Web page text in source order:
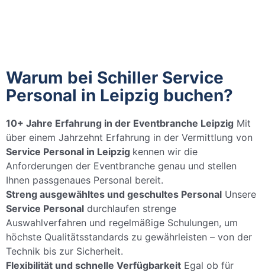
Warum bei Schiller Service
Personal in Leipzig buchen?
10+ Jahre Erfahrung in der Eventbranche Leipzig Mit
über einem Jahrzehnt Erfahrung in der Vermittlung von
Service Personal in Leipzig kennen wir die
Anforderungen der Eventbranche genau und stellen
Ihnen passgenaues Personal bereit.
Streng ausgewähltes und geschultes Personal Unsere
Service Personal durchlaufen strenge
Auswahlverfahren und regelmäßige Schulungen, um
höchste Qualitätsstandards zu gewährleisten – von der
Technik bis zur Sicherheit.
Flexibilität und schnelle Verfügbarkeit Egal ob für